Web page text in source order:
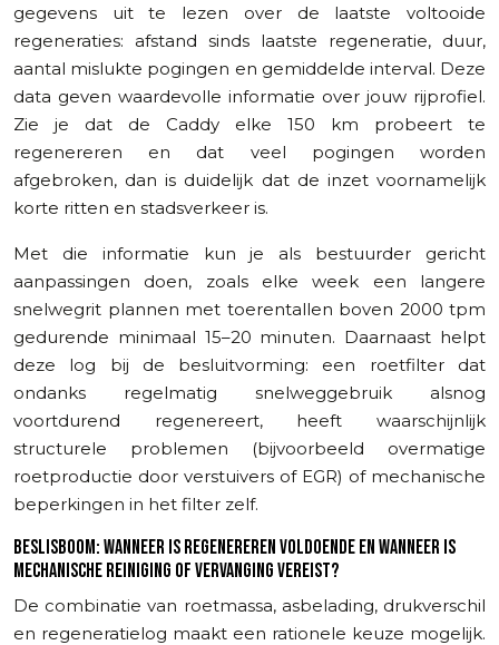
gegevens uit te lezen over de laatste voltooide
regeneraties: afstand sinds laatste regeneratie, duur,
aantal mislukte pogingen en gemiddelde interval. Deze
data geven waardevolle informatie over jouw rijprofiel.
Zie je dat de Caddy elke 150 km probeert te
regenereren en dat veel pogingen worden
afgebroken, dan is duidelijk dat de inzet voornamelijk
korte ritten en stadsverkeer is.
Met die informatie kun je als bestuurder gericht
aanpassingen doen, zoals elke week een langere
snelwegrit plannen met toerentallen boven 2000 tpm
gedurende minimaal 15–20 minuten. Daarnaast helpt
deze log bij de besluitvorming: een roetfilter dat
ondanks regelmatig snelweggebruik alsnog
voortdurend regenereert, heeft waarschijnlijk
structurele problemen (bijvoorbeeld overmatige
roetproductie door verstuivers of EGR) of mechanische
beperkingen in het filter zelf.
BESLISBOOM: WANNEER IS REGENEREREN VOLDOENDE EN WANNEER IS
MECHANISCHE REINIGING OF VERVANGING VEREIST?
De combinatie van roetmassa, asbelading, drukverschil
en regeneratielog maakt een rationele keuze mogelijk.